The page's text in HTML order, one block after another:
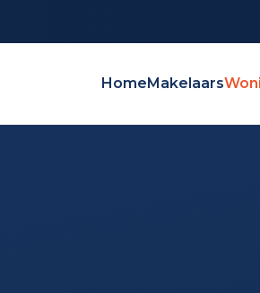
HomeMakelaars